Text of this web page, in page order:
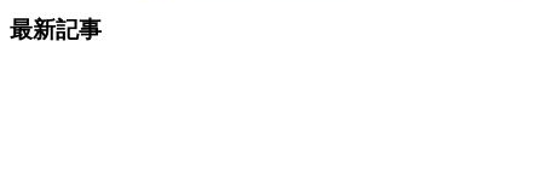
最新記事